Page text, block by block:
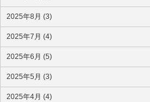
2025年8月 (3)
2025年7月 (4)
2025年6月 (5)
2025年5月 (3)
2025年4月 (4)